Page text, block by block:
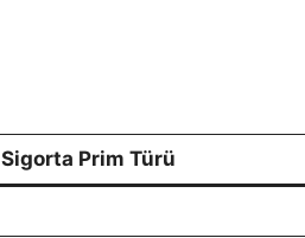
Sigorta Prim Türü